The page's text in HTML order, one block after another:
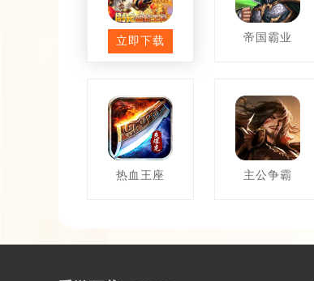
思仙
立即下载 帝国霸业
热血王座 主公争霸